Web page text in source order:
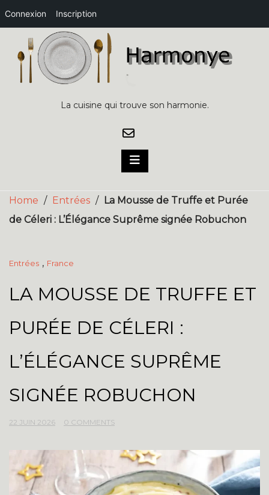
Connexion Inscription
content
La cuisine qui trouve son harmonie.
Home / Entrées /
La Mousse de Truffe et Purée
de Céleri : L’Élégance Suprême signée Robuchon
Entrées , France
LA MOUSSE DE TRUFFE ET
PURÉE DE CÉLERI :
L’ÉLÉGANCE SUPRÊME
SIGNÉE ROBUCHON
22 JUIN 2026 0 COMMENTS